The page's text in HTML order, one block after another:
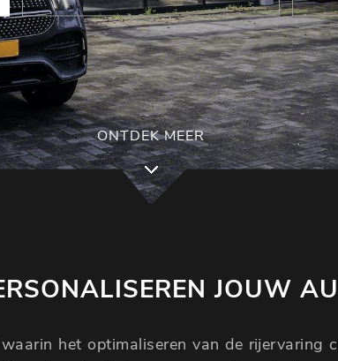
ONTDEK MEER
JOUW
het optimaliseren van de rijervaring